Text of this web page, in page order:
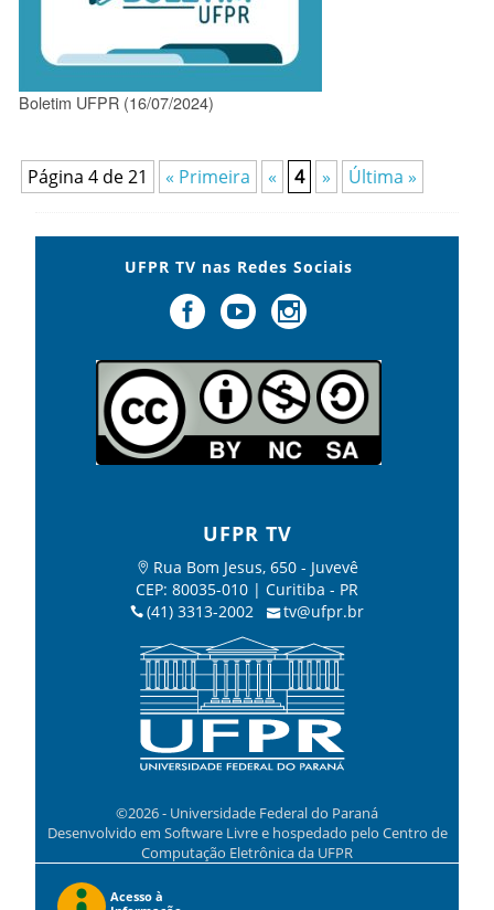
Boletim UFPR (16/07/2024)
Página 4 de 21 « Primeira « 4 » Última »
UFPR TV nas Redes Sociais
UFPR TV
Rua Bom Jesus, 650 - Juvevê
CEP: 80035-010 | Curitiba - PR
(41) 3313-2002
tv@ufpr.br
©2026 - Universidade Federal do Paraná
Desenvolvido em Software Livre e hospedado pelo Centro de
Computação Eletrônica da UFPR